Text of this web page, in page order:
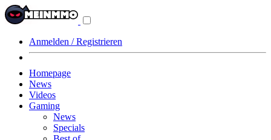
Anmelden / Registrieren
Homepage
News
Videos
Gaming
News
Specials